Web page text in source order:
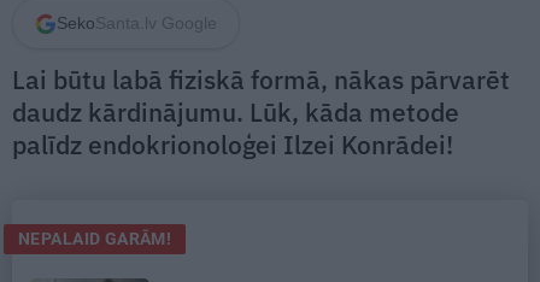
Seko Santa.lv Google
Lai būtu labā fiziskā formā, nākas pārvarēt
daudz kārdinājumu. Lūk, kāda metode
palīdz endokrionoloģei Ilzei Konrādei!
NEPALAID GARĀM!